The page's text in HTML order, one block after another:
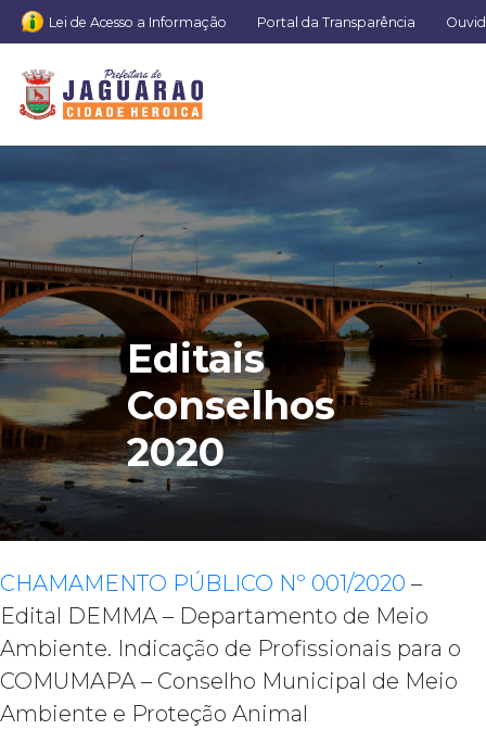
Lei de Acesso a Informação Portal da Transparência
Editais
Conselhos
2020
CHAMAMENTO PÚBLICO Nº 001/2020 –
Edital DEMMA – Departamento de Meio
Ambiente. Indicação de Profissionais para o
COMUMAPA – Conselho Municipal de Meio
Ambiente e Proteção Animal